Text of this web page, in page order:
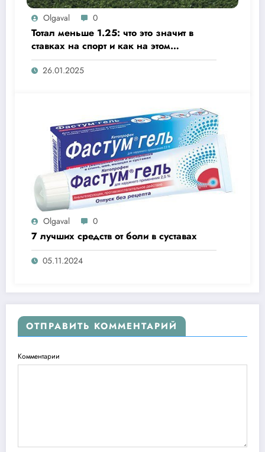
Olgaval 0
Тотал меньше 1.25: что это значит в
ставках на спорт и как на этом
заработать?
26.01.2025
Olgaval 0
7 лучших средств от боли в суставах
05.11.2024
ОТПРАВИТЬ КОММЕНТАРИЙ
Комментарии